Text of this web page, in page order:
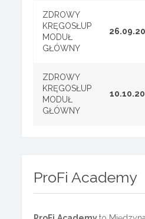
ZDROWY
KRĘGOSŁUP
MODUŁ
GŁÓWNY
ZDROWY
KRĘGOSŁUP
MODUŁ
GŁÓWNY
ProFi Academy